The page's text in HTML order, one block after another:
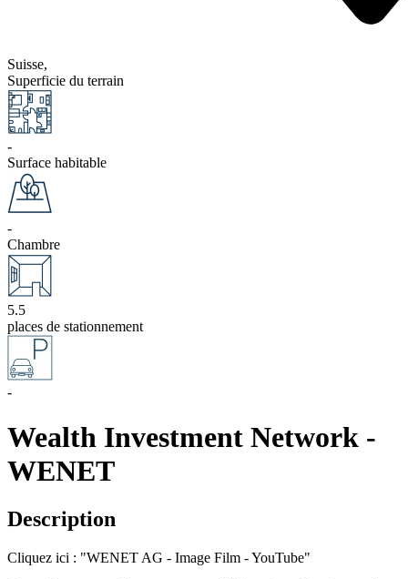
Suisse,
Superficie du terrain
-
Surface habitable
-
Chambre
5.5
places de stationnement
-
Wealth Investment Network -
WENET
Description
Cliquez ici : "WENET AG - Image Film - YouTube"